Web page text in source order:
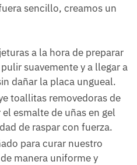
sencillo, creamos un
a la hora de preparar
suavemente y a llegar a
dañar la placa ungueal.
toallitas removedoras de
esmalte de uñas en gel
de raspar con fuerza.
para curar nuestro
manera uniforme y